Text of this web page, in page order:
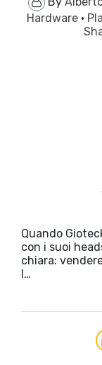
Hardware ·
Quando
con i suoi
chiara:
l…